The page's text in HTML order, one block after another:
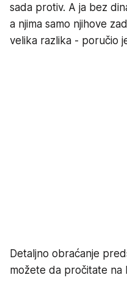
sada protiv. A ja bez
a njima samo njihove
velika razlika - poručio
Detaljno obraćanje
možete da pročitate na